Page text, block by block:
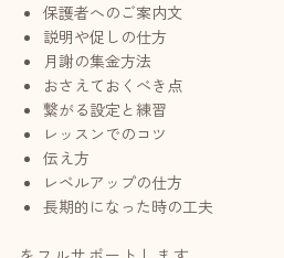
保護者へのご案内文
説明や促しの仕方
月謝の集金方法
おさえておくべき点
繋がる設定と練習
レッスンでのコツ
伝え方
レベルアップの仕方
長期的になった時の工夫